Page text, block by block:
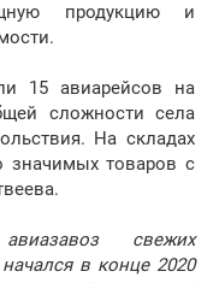
продукцию и
15 авиарейсов на
сложности села
На складах
значимых товаров с
свежих
в конце 2020